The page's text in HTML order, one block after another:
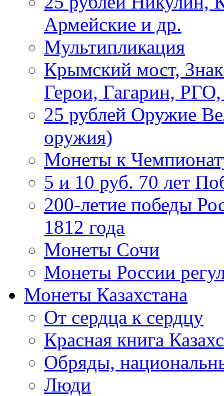
Армейские и др.
Мультипликация
Крымский мост,
Герои, Гагарин,
25 рублей Оружие
оружия)
Монеты к
5 и 10 руб. 70 лет
200-летие победы
1812 года
Монеты Сочи
Монеты России
Монеты Казахстана
От сердца к сердцу
Красная книга
Обряды,
Люди